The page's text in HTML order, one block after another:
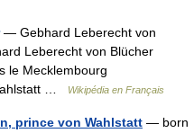
— Gebhard Leberecht von
Leberecht von Blücher
le Mecklembourg
…
Wikipédia en Français
prince von Wahlstatt — born